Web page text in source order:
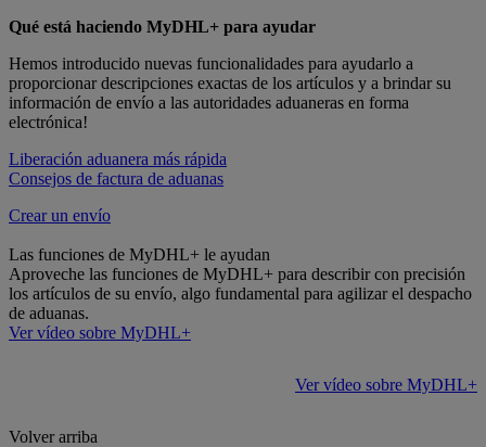
Qué está haciendo MyDHL+ para ayudar
Hemos introducido nuevas funcionalidades para ayudarlo a
proporcionar descripciones exactas de los artículos y a brindar su
información de envío a las autoridades aduaneras en forma
electrónica!
Liberación aduanera más rápida
Consejos de factura de aduanas
Crear un envío
Las funciones de MyDHL+ le ayudan
Aproveche las funciones de MyDHL+ para describir con precisión
los artículos de su envío, algo fundamental para agilizar el despacho
de aduanas.
Ver vídeo sobre MyDHL+
Ver vídeo sobre MyDHL+
Volver arriba